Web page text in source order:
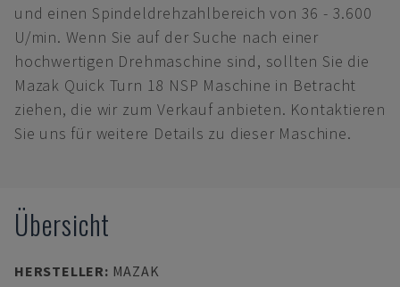
und einen Spindeldrehzahlbereich von 36 - 3.600
U/min. Wenn Sie auf der Suche nach einer
hochwertigen Drehmaschine sind, sollten Sie die
Mazak Quick Turn 18 NSP Maschine in Betracht
ziehen, die wir zum Verkauf anbieten. Kontaktieren
Sie uns für weitere Details zu dieser Maschine.
Übersicht
HERSTELLER: MAZAK